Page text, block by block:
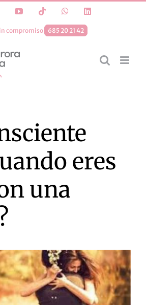
YouTube Tiktok WhatsApp
compromiso 685 20 21 42
eres
una